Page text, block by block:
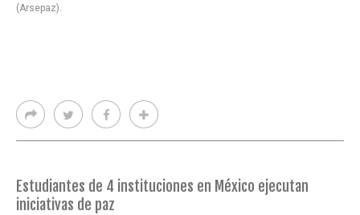
(Arsepaz).
Estudiantes de 4 instituciones en México ejecutan
iniciativas de paz